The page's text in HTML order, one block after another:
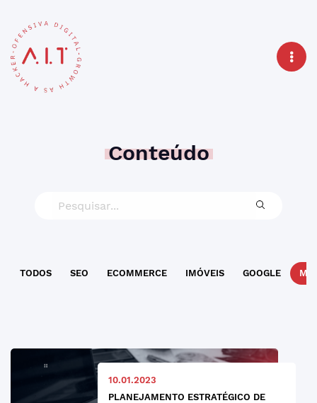
Conteúdo
TODOS SEO ECOMMERCE IMÓVEIS GOOGLE
10.01.2023
PLANEJAMENTO ESTRATÉGICO DE